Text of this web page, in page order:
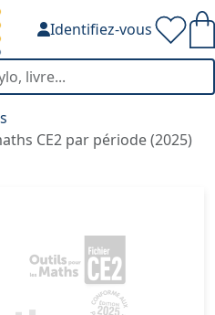
Identifiez-vous
CE2 par période (2025)